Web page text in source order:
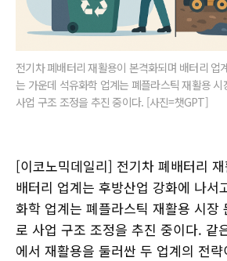
전기차 폐배터리 재활용이 본격화되며 배터리 업
는 가운데 석유화학 업계는 폐플라스틱 재활용
사업 구조 조정을 추진 중이다. [사진=챗GPT]
[이코노믹데일리] 전기차 폐배터리
배터리 업계는 후방산업 강화에 나서
화학 업계는 폐플라스틱 재활용 시장
로 사업 구조 조정을 추진 중이다. 같
에서 재활용을 둘러싼 두 업계의 전